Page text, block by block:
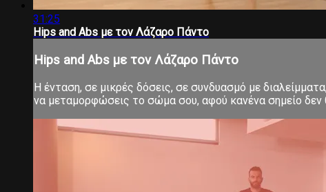
31:25
Hips and Abs με τον Λάζαρο Πάντο
Hips and Abs με τον Λάζαρο Πάντο
Η ένταση, σε μικρές δόσεις, σε συνδυασμό με
να μεταμορφώσεις το σώμα σου, αφού κανένα σημείο δεν